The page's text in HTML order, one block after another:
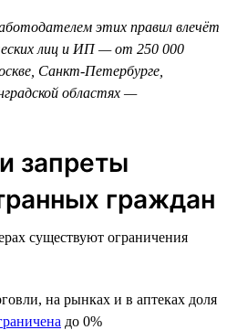
этих правил влечёт
лиц и ИП — от 250 000
Санкт-Петербурге,
областях —
запреты
граждан
существуют ограничения
на рынках и в аптеках доля
до 0%